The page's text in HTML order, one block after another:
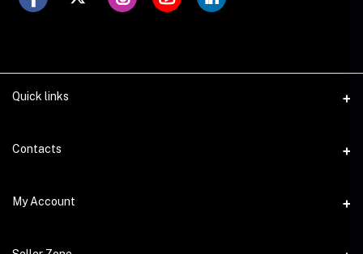
Quick links
WhatsApp
Contacts
Address
Janota Road, 8100, Dhaka, Bangladesh.
My Account
Login